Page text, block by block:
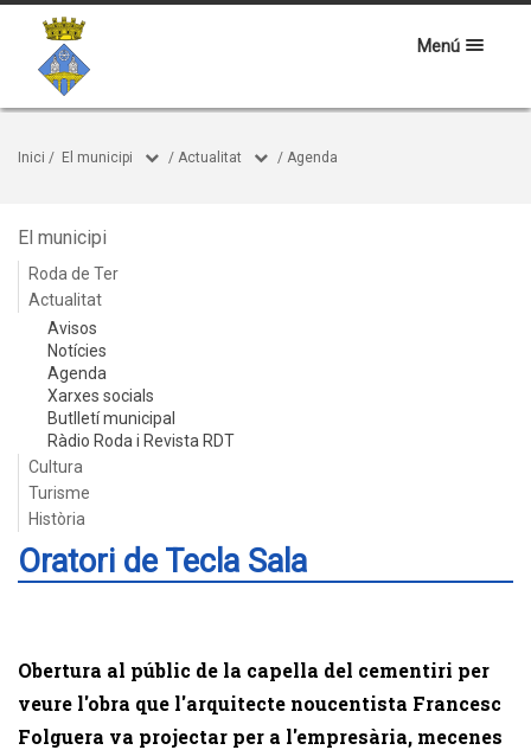
Menú
Inici / El municipi / Actualitat / Agenda
El municipi
Roda de Ter
Actualitat
Avisos
Notícies
Agenda
Xarxes socials
Butlletí municipal
Ràdio Roda i Revista RDT
Cultura
Turisme
Història
Oratori de Tecla Sala
Obertura al públic de la capella del cementiri per
veure l'obra que l'arquitecte noucentista Francesc
Folguera va projectar per a l'empresària, mecenes